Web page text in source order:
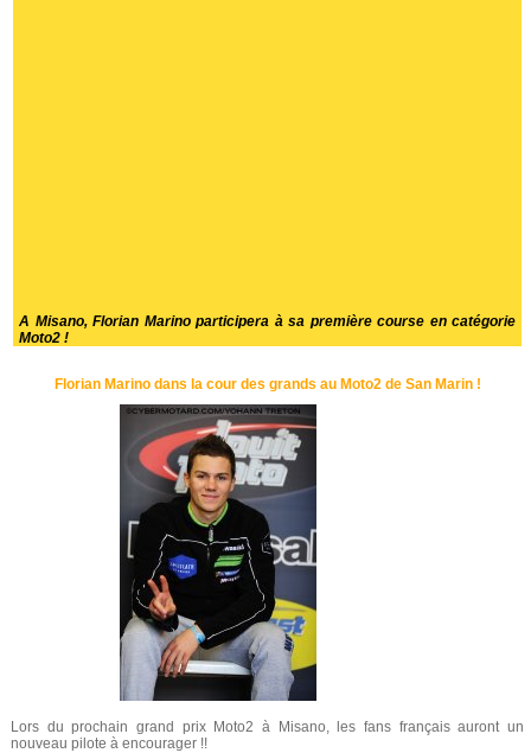
A Misano, Florian Marino participera à sa première course en catégorie
Moto2 !
Florian Marino dans la cour des grands au Moto2 de San Marin !
Lors du prochain grand prix Moto2 à Misano, les fans français auront un
nouveau pilote à encourager !!